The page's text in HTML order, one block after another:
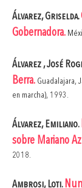
Álvarez, Griselda.
Gobernadora.
Álvarez , José
Berra. Guadalajara,
en marcha), 1993.
Álvarez, Emiliano.
sobre Mariano
2018.
Ambrosi, Loti.